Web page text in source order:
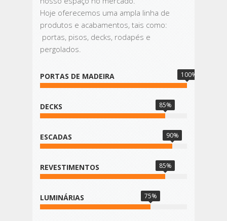
Hoje oferecemos uma ampla linha de
produtos e acabamentos, tais como:
portas, pisos, decks, rodapés e
pergolados.
PORTAS DE MADEIRA 100%
DECKS 85%
ESCADAS 90%
REVESTIMENTOS 85%
LUMINÁRIAS 75%